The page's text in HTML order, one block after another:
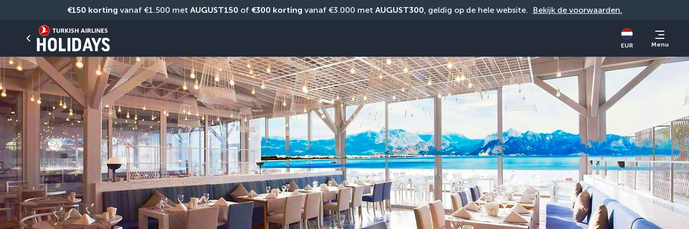
€150 korting vanaf €1.500 met AUGUST150 of €300 korting vanaf €3.000 met AUGUST300, geldig op de hele website. Bekijk de voorwaarden.
EUR Menu